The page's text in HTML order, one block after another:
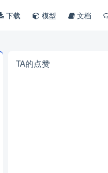
下载 模型 文档
TA的点赞